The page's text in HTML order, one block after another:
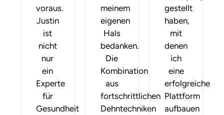
voraus.
Justin
ist
nicht
nur
ein
Experte
für
Gesundheit
meinem
eigenen
Hals
bedanken.
Die
Kombination
aus
fortschrittlichen
Dehntechniken
gestellt
haben,
mit
denen
ich
eine
erfolgreiche
Plattform
aufbauen